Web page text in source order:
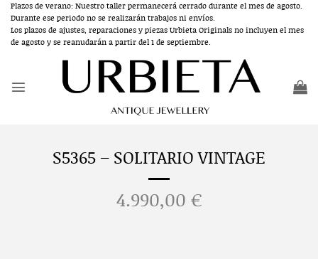
Saltar
contenido
Plazos de verano: Nuestro taller permanecerá cerrado durante el mes de agosto.
Durante ese periodo no se realizarán trabajos ni envíos.
Los plazos de ajustes, reparaciones y piezas Urbieta Originals no incluyen el mes
de agosto y se reanudarán a partir del 1 de septiembre.
S5365 – SOLITARIO VINTAGE
4.990,00 €